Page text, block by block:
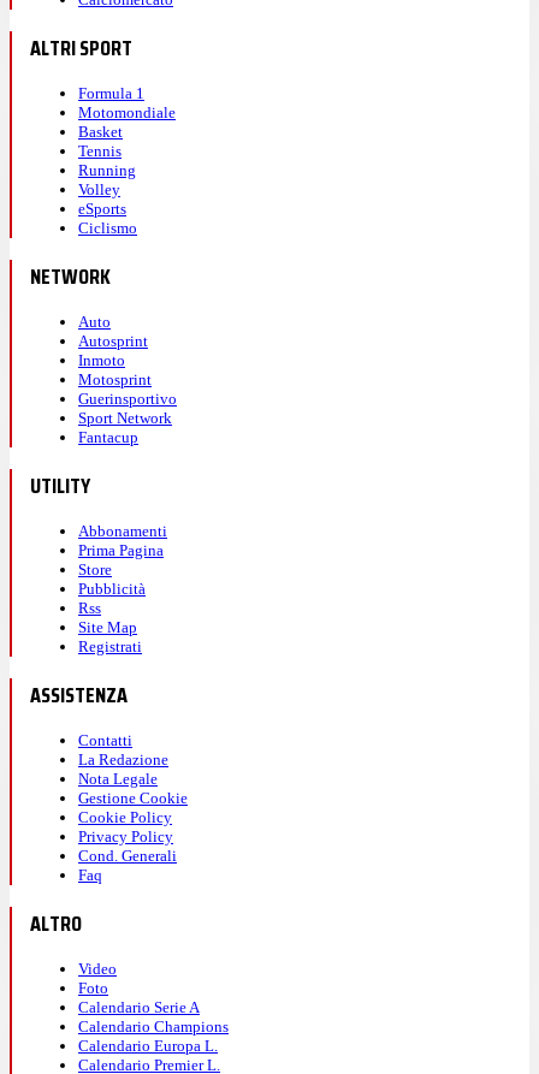
ALTRI SPORT
Formula 1
Motomondiale
Basket
Tennis
Running
Volley
eSports
Ciclismo
NETWORK
Auto
Autosprint
Inmoto
Motosprint
Guerinsportivo
Sport Network
Fantacup
UTILITY
Abbonamenti
Prima Pagina
Store
Pubblicità
Rss
Site Map
Registrati
ASSISTENZA
Contatti
La Redazione
Nota Legale
Gestione Cookie
Cookie Policy
Privacy Policy
Cond. Generali
Faq
ALTRO
Video
Foto
Calendario Serie A
Calendario Champions
Calendario Europa L.
Calendario Premier L.